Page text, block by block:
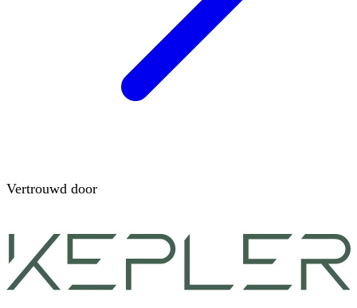
Vertrouwd door